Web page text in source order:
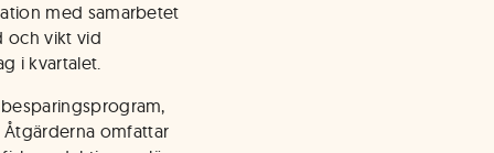
med samarbetet
och vikt vid
i kvartalet.
Åtgärderna omfattar